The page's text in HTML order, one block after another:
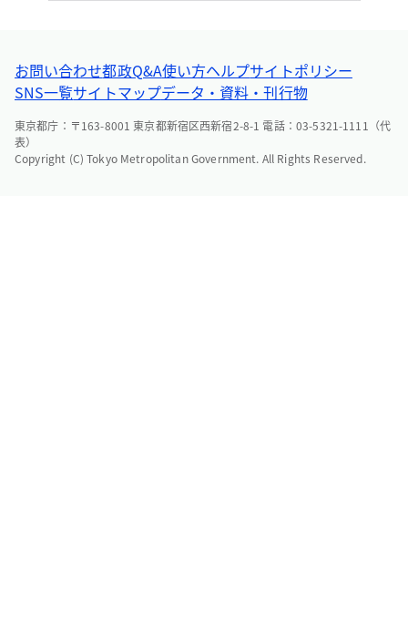
お問い合わせ都政Q&A使い方ヘルプサイトポリシー
SNS一覧サイトマップデータ・資料・刊行物
東京都庁：〒163-8001 東京都新宿区西新宿2-8-1 電話：03-5321-1111（代
表）
Copyright (C) Tokyo Metropolitan Government. All Rights Reserved.